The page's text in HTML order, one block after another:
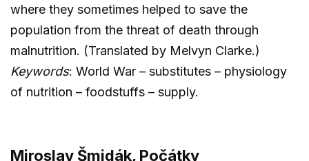
where they sometimes helped to save the
population from the threat of death through
malnutrition. (Translated by Melvyn Clarke.)
Keywords: World War – substitutes – physiology
of nutrition – foodstuffs – supply.
Miroslav Šmidák, Počátky